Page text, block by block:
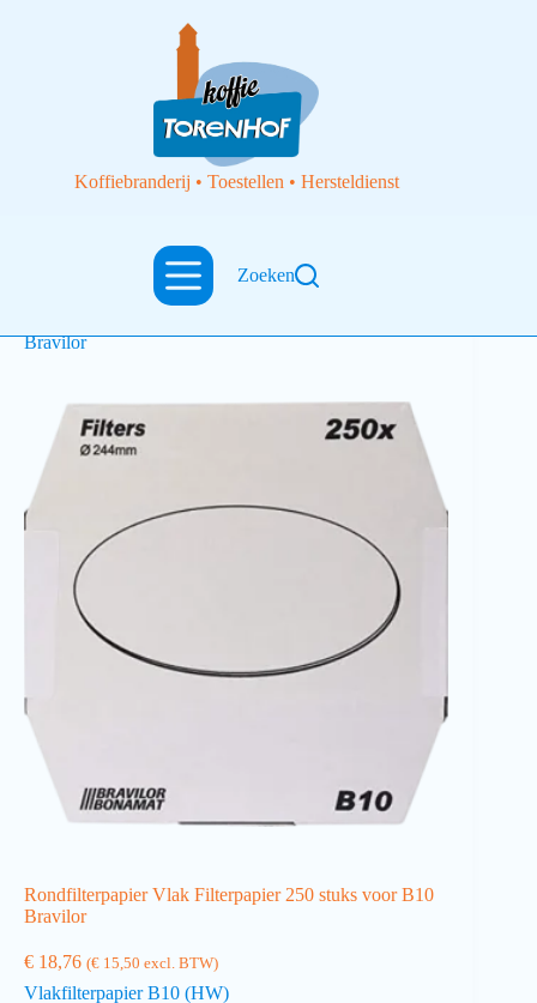
Koffiebranderij • Toestellen • Hersteldienst
Zoeken
Toebehoren
Bravilor
Rondfilterpapier Vlak Filterpapier 250 stuks voor B10
Bravilor
€ 18,76 (€ 15,50 excl. BTW)
Vlakfilterpapier B10 (HW)